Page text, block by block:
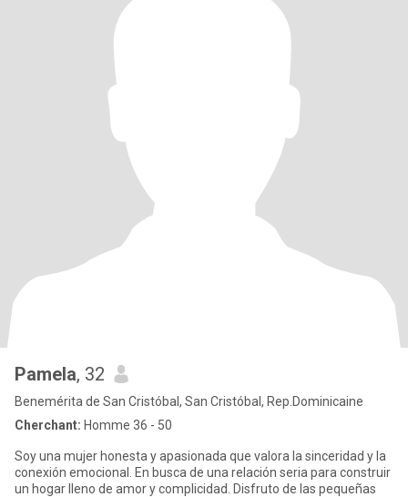
Pamela, 32
Benemérita de San Cristóbal, San Cristóbal, Rep.Dominicaine
Cherchant: Homme 36 - 50
Soy una mujer honesta y apasionada que valora la sinceridad y la
conexión emocional. En busca de una relación seria para construir
un hogar lleno de amor y complicidad. Disfruto de las pequeñas